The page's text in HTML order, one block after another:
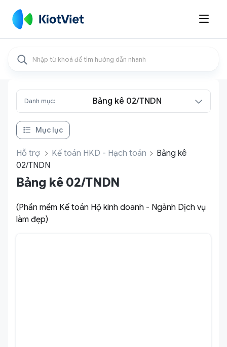

Danh mục: Bảng kê 02/TNDN
Mục lục
Hỗ trợ Kế toán HKD - Hạch toán
Bảng kê
02/TNDN
Bảng kê 02/TNDN
(Phần mềm Kế toán Hộ kinh doanh - Ngành Dịch vụ
làm đẹp)